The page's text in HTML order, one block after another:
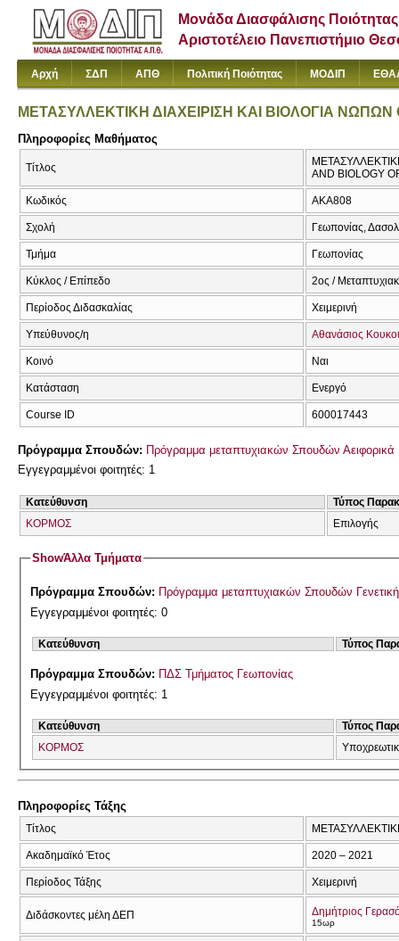
Μονάδα Διασφάλισης Ποιότητας
Αριστοτέλειο Πανεπιστήμιο
Αρχή ΣΔΠ ΑΠΘ Πολιτική Ποιότητας ΜΟΔΙΠ
ΜΕΤΑΣΥΛΛΕΚΤΙΚΗ ΔΙΑΧΕΙΡΙΣΗ ΚΑΙ ΒΙΟΛΟΓΙΑ
Πληροφορίες Μαθήματος
Τίτλος
AND BIOLOGY
Κωδικός AKA808
Σχολή Γεωπονίας,
Τμήμα Γεωπονίας
Κύκλος / Επίπεδο 2ος /
Περίοδος Διδασκαλίας Χειμερινή
Υπεύθυνος/η Αθανάσιος
Κοινό Ναι
Κατάσταση Ενεργό
Course ID 600017443
Πρόγραμμα Σπουδών: Πρόγραμμα μεταπτυχιακών Σπουδών
Εγγεγραμμένοι φοιτητές: 1
Κατεύθυνση
Τύπος
ΚΟΡΜΟΣ
Επιλογής
ShowΆλλα Τμήματα
Πρόγραμμα Σπουδών: Πρόγραμμα μεταπτυχιακών Σπουδών
Εγγεγραμμένοι φοιτητές: 0
Κατεύθυνση Τύπος
Πρόγραμμα Σπουδών: ΠΔΣ Τμήματος Γεωπονίας
Εγγεγραμμένοι φοιτητές: 1
Κατεύθυνση
Τύπος
ΚΟΡΜΟΣ
Πληροφορίες Τάξης
Τίτλος
Ακαδημαϊκό Έτος 2020 – 2021
Περίοδος Τάξης Χειμερινή
Διδάσκοντες μέλη ΔΕΠ Δημήτριος
15ωρ